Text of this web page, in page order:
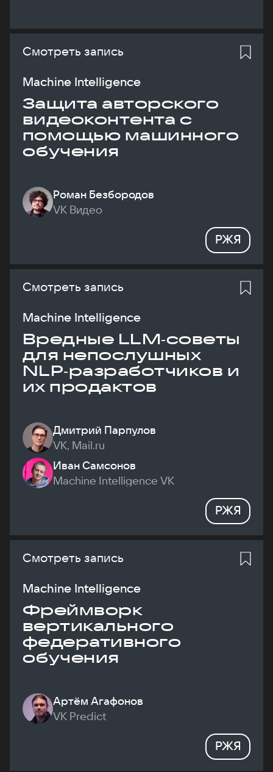
Смотреть запись
Machine Intelligence
Защита авторского
видеоконтента с
помощью машинного
обучения
Роман Безбородов
VK Видео
РЖЯ
Смотреть запись
Machine Intelligence
Вредные LLM‑советы
для непослушных
NLP‑разработчиков и
их продактов
Дмитрий Парпулов
VK, Mail.ru
Иван Самсонов
Machine Intelligence VK
РЖЯ
Смотреть запись
Machine Intelligence
Фреймворк
вертикального
федеративного
обучения
Артём Агафонов
VK Predict
РЖЯ